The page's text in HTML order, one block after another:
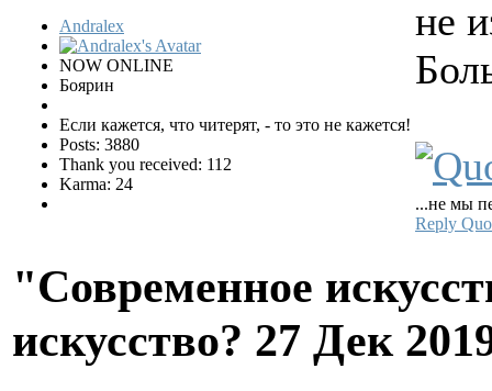
Andralex
NOW ONLINE
Боярин
Если кажется, что читерят, - то это не кажется!
Posts: 3880
Thank you received: 112
Karma: 24
не
...не мы
Reply
"Современное
искусство? 27 Дек